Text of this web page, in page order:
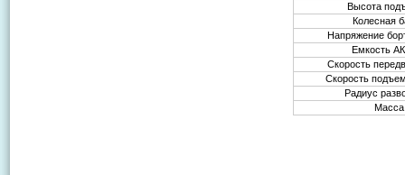
Высота
Колесная
Напряжение
Емкость
Скорость
Скорость
Радиус